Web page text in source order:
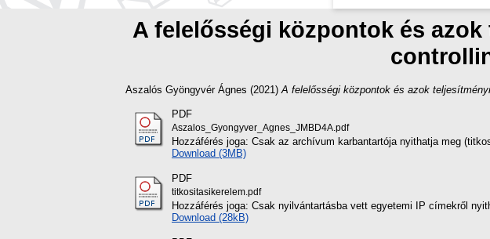
A felelősségi központok és
Aszalós Gyöngyvér Ágnes (2021) A felelősségi központok és azok
PDF
Aszalos_Gyongyver_Agnes_JMBD4A.pdf
Hozzáférés joga: Csak az archívum karbantartója nyithatja meg
Download (3MB)
PDF
titkositasikerelem.pdf
Hozzáférés joga: Csak nyilvántartásba vett egyetemi IP címekről
Download (28kB)